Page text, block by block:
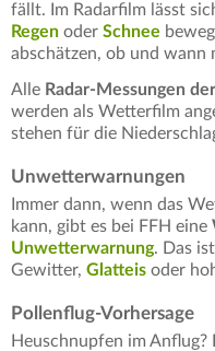
fällt. Im Radarfilm lässt
Regen oder Schnee
abschätzen, ob und wann
Alle Radar-Messungen
werden als Wetterfilm
stehen für die
Unwetterwarnungen
Immer dann, wenn das
kann, gibt es bei FFH eine
Unwetterwarnung. Das
Gewitter, Glatteis oder
Pollenflug-Vorhersage
Heuschnupfen im